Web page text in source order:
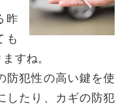
昨
も
すね。
防犯性の高い鍵を使
したり、カギの防犯